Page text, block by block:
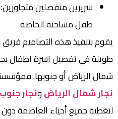
سريرين منفصلين
طفل مساحته الخاصة
يقوم بتنفيذ هذه التصاميم
طويلة في تفصيل اسرة اطفال
شمال الرياض أو جنوبها.
نجار شمال الرياضونجار
لتغطية جميع أحياء العاصمة دون